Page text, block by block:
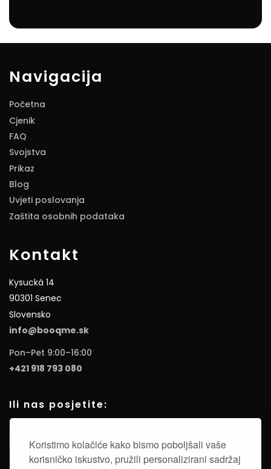
Koristimo kolačiće kako bismo poboljšali vaše
korisničko iskustvo, pružili personalizirani sadržaj
Navigacija
Početna
Cjenik
FAQ
Svojstva
Prikaz
Blog
Uvjeti poslovanja
Zaštita osobnih podataka
Kontakt
Kysucká 14
90301 Senec
Slovensko
info@booqme.sk
Pon–Pet 9:00–16:00
+421 918 793 080
Ili nas posjetite: